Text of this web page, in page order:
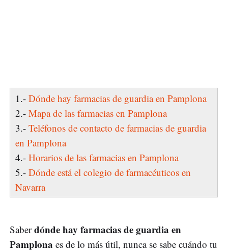
1.- Dónde hay farmacias de guardia en Pamplona
2.- Mapa de las farmacias en Pamplona
3.- Teléfonos de contacto de farmacias de guardia
en Pamplona
4.- Horarios de las farmacias en Pamplona
5.- Dónde está el colegio de farmacéuticos en
Navarra
Saberdónde hay farmacias de guardia en
Pamplona es de lo más útil, nunca se sabe cuándo tu